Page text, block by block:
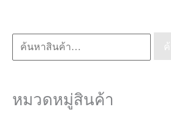
ค้นหา:
หมวดหมู่สินค้า